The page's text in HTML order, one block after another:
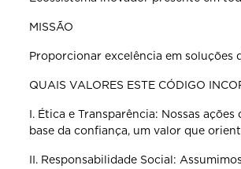
MISSÃO
Proporcionar excelência em soluções
QUAIS VALORES ESTE CÓDIGO
I. Ética e Transparência: Nossas
base da confiança, um valor que
II. Responsabilidade Social: